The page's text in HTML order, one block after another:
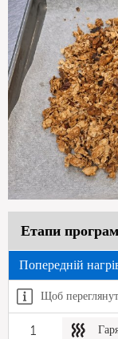
Етапи
Попередній
Щоб
1